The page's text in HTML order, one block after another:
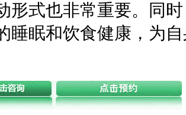
形式也非常重要。同
睡眠和饮食健康，为